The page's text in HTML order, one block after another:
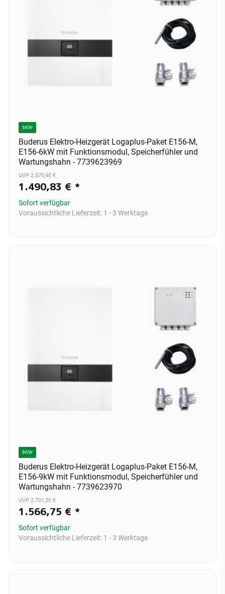
6KW
Buderus Elektro-Heizgerät Logaplus-Paket E156-M,
E156-6kW mit Funktionsmodul, Speicherfühler und
Wartungshahn - 7739623969
UVP 2.570,40 €
1.490,83 € *
Sofort verfügbar
Voraussichtliche Lieferzeit: 1 - 3 Werktage
9KW
Buderus Elektro-Heizgerät Logaplus-Paket E156-M,
E156-9kW mit Funktionsmodul, Speicherfühler und
Wartungshahn - 7739623970
UVP 2.701,30 €
1.566,75 € *
Sofort verfügbar
Voraussichtliche Lieferzeit: 1 - 3 Werktage